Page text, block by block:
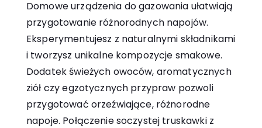
Domowe urządzenia do gazowania ułatwiają
przygotowanie różnorodnych napojów.
Eksperymentujesz z naturalnymi składnikami
i tworzysz unikalne kompozycje smakowe.
Dodatek świeżych owoców, aromatycznych
ziół czy egzotycznych przypraw pozwoli
przygotować orzeźwiające, różnorodne
napoje. Połączenie soczystej truskawki z